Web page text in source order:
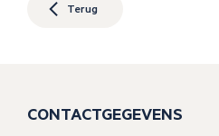
Terug
CONTACTGEGEVENS